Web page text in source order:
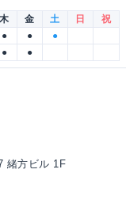
木 金 土 日
祝
● ●
●
● ●
緒方ビル 1F